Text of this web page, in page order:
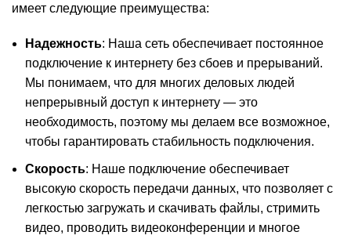
имеет следующие преимущества:
Надежность: Наша сеть обеспечивает постоянное
подключение к интернету без сбоев и прерываний.
Мы понимаем, что для многих деловых людей
непрерывный доступ к интернету — это
необходимость, поэтому мы делаем все возможное,
чтобы гарантировать стабильность подключения.
Скорость: Наше подключение обеспечивает
высокую скорость передачи данных, что позволяет с
легкостью загружать и скачивать файлы, стримить
видео, проводить видеоконференции и многое